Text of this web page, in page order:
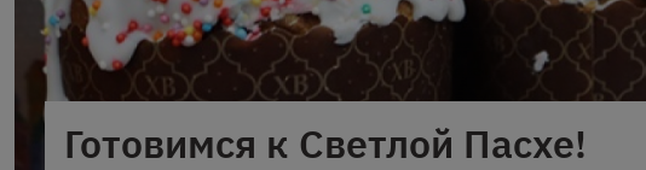
Готовимся к Светлой Пасхе!